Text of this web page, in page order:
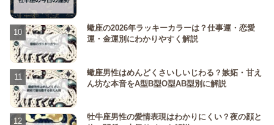
蠍座の2026年ラッキーカラーは？仕事運・恋愛
運・金運別にわかりやすく解説
蠍座男性はめんどくさいしいじわる？嫉妬・甘え
ん坊な本音をA型B型O型AB型別に解説
牡牛座男性の愛情表現はわかりにくい？夜の顔と